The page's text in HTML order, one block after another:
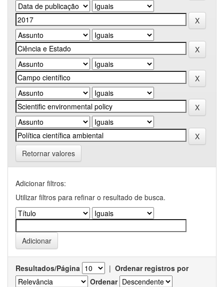
Retornar valores
Adicionar filtros:
Utilizar filtros para refinar o resultado de busca.
Resultados/Página | Ordenar registros por
Ordenar